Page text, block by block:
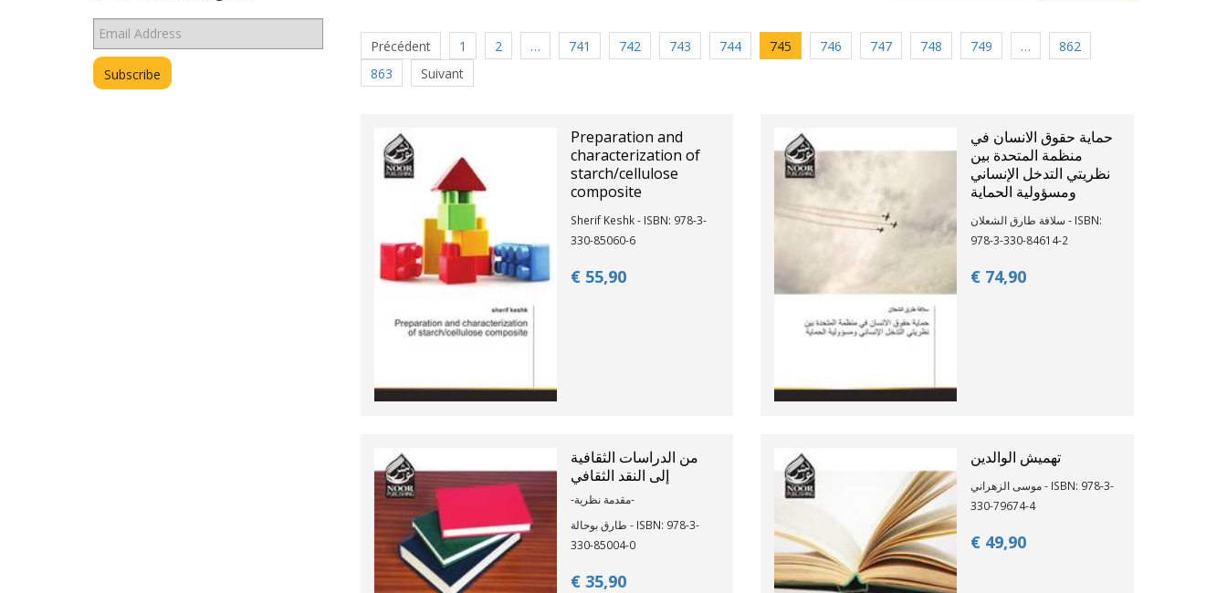
Précédent 1 2 … 741 742 743 744 745 746 747 748 749 …
862
863
Suivant
Preparation and
characterization of
starch/cellulose
composite
Sherif Keshk - ISBN: 978-3-
330-85060-6
€ 55,90
حماية حقوق الانسان في
منظمة المتحدة بين
نظريتي التدخل الإنساني
ومسؤولية الحماية
سلافة طارق الشعلان - ISBN:
978-3-330-84614-2
€ 74,90
من الدراسات الثقافية
إلى النقد الثقافي
-مقدمة نظرية-
طارق بوحالة - ISBN: 978-3-
330-85004-0
€ 35,90
تهميش الوالدين
موسى الزهراني - ISBN: 978-3-
330-79674-4
€ 49,90